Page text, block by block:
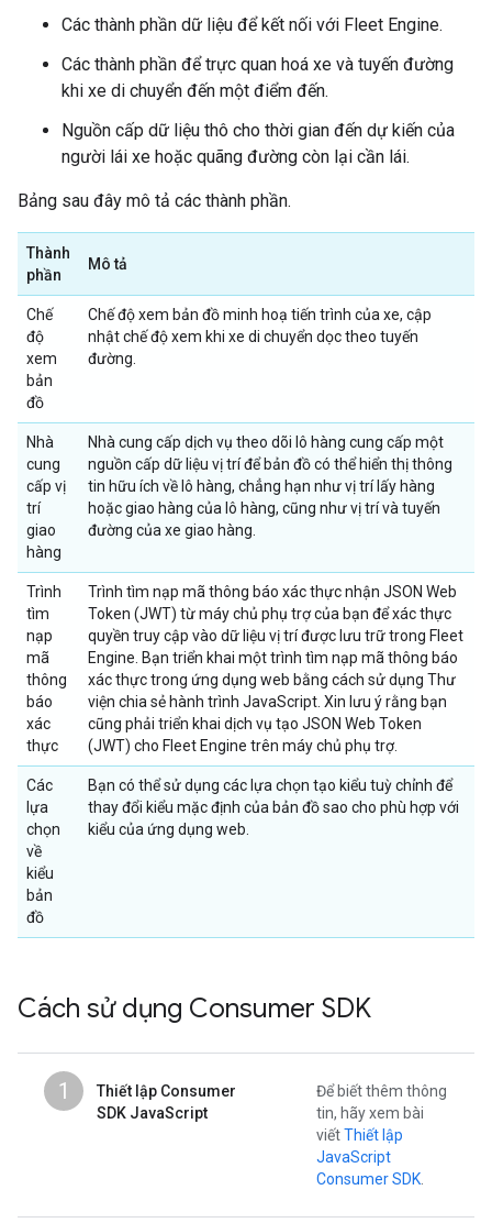
Các thành phần dữ liệu để kết nối với Fleet Engine.
Các thành phần để trực quan hoá xe và tuyến đường
khi xe di chuyển đến một điểm đến.
Nguồn cấp dữ liệu thô cho thời gian đến dự kiến của
người lái xe hoặc quãng đường còn lại cần lái.
Bảng sau đây mô tả các thành phần.
Thành
phần
Mô tả
Chế
độ
xem
bản
đồ
Chế độ xem bản đồ minh hoạ tiến trình của xe, cập
nhật chế độ xem khi xe di chuyển dọc theo tuyến
đường.
Nhà
cung
cấp vị
trí
giao
hàng
Nhà cung cấp dịch vụ theo dõi lô hàng cung cấp một
nguồn cấp dữ liệu vị trí để bản đồ có thể hiển thị thông
tin hữu ích về lô hàng, chẳng hạn như vị trí lấy hàng
hoặc giao hàng của lô hàng, cũng như vị trí và tuyến
đường của xe giao hàng.
Trình
tìm
nạp
mã
thông
báo
xác
thực
Trình tìm nạp mã thông báo xác thực nhận JSON Web
Token (JWT) từ máy chủ phụ trợ của bạn để xác thực
quyền truy cập vào dữ liệu vị trí được lưu trữ trong Fleet
Engine. Bạn triển khai một trình tìm nạp mã thông báo
xác thực trong ứng dụng web bằng cách sử dụng Thư
viện chia sẻ hành trình JavaScript. Xin lưu ý rằng bạn
cũng phải triển khai dịch vụ tạo JSON Web Token
(JWT) cho Fleet Engine trên máy chủ phụ trợ.
Các
lựa
chọn
về
kiểu
bản
đồ
Bạn có thể sử dụng các lựa chọn tạo kiểu tuỳ chỉnh để
thay đổi kiểu mặc định của bản đồ sao cho phù hợp với
kiểu của ứng dụng web.
Cách sử dụng Consumer SDK
1
Thiết lập Consumer
SDK JavaScript
Để biết thêm thông
tin, hãy xem bài
viếtThiết lập
JavaScript
Consumer SDK